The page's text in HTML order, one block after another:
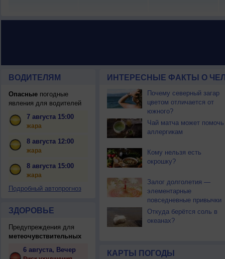
ВОДИТЕЛЯМ
Опасныепогодные
явления для водителей
7 августа 15:00
жара
8 августа 12:00
жара
8 августа 15:00
жара
Подробный автопрогноз
ЗДОРОВЬЕ
Предупреждения для
метеочувствительных
6 августа, Вечер
ИНТЕРЕСНЫЕ ФАКТЫ О
Почему северный загар
цветом отличается от
южного?
Чай матча может помочь
аллергикам
Кому нельзя есть
окрошку?
Залог долголетия —
элементарные
повседневные привычки
Откуда берётся соль в
океанах?
КАРТЫ ПОГОДЫ